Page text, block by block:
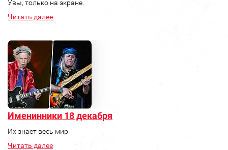
Увы, только на экране.
Читать далее
Именинники 18 декабря
Их знает весь мир.
Читать далее